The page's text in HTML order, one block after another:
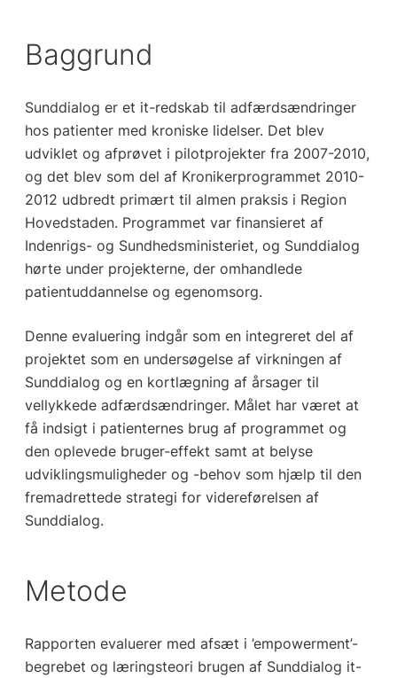
Baggrund
Sunddialog er et it-redskab til adfærdsændringer
hos patienter med kroniske lidelser. Det blev
udviklet og afprøvet i pilotprojekter fra 2007-2010,
og det blev som del af Kronikerprogrammet 2010-
2012 udbredt primært til almen praksis i Region
Hovedstaden. Programmet var finansieret af
Indenrigs- og Sundhedsministeriet, og Sunddialog
hørte under projekterne, der omhandlede
patientuddannelse og egenomsorg.
Denne evaluering indgår som en integreret del af
projektet som en undersøgelse af virkningen af
Sunddialog og en kortlægning af årsager til
vellykkede adfærdsændringer. Målet har været at
få indsigt i patienternes brug af programmet og
den oplevede bruger-effekt samt at belyse
udviklingsmuligheder og -behov som hjælp til den
fremadrettede strategi for videreførelsen af
Sunddialog.
Metode
Rapporten evaluerer med afsæt i ’empowerment’-
begrebet og læringsteori brugen af Sunddialog it-